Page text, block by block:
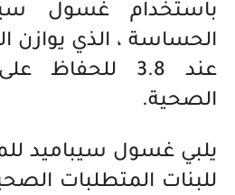
باستخدام غسول
الحساسة ، الذي يوازن
عند 3.8
الصحية.
يلبي غسول سيباميد
للبنات المتطلبات